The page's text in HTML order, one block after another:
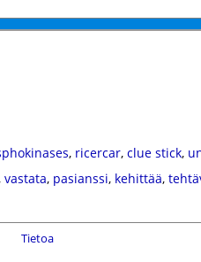
, ricercar, clue stick,
vastata, pasianssi, kehittää,
Tietoa